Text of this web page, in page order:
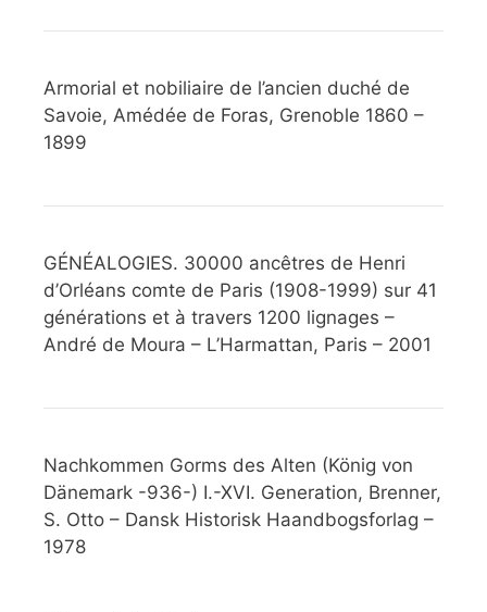
Armorial et nobiliaire de l’ancien duché de
Savoie, Amédée de Foras, Grenoble 1860 –
1899
GÉNÉALOGIES. 30000 ancêtres de Henri
d’Orléans comte de Paris (1908-1999) sur 41
générations et à travers 1200 lignages –
André de Moura – L’Harmattan, Paris – 2001
Nachkommen Gorms des Alten (König von
Dänemark -936-) I.-XVI. Generation, Brenner,
S. Otto – Dansk Historisk Haandbogsforlag –
1978